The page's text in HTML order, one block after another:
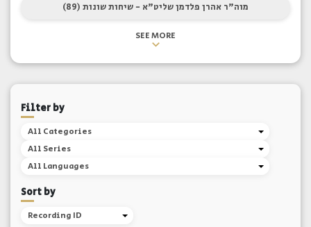
מוה"ר אהרן פלדמן שליט"א - שיחות שונות (89)
SEE MORE
Filter by
All Categories
All Series
All Languages
Sort by
Recording ID